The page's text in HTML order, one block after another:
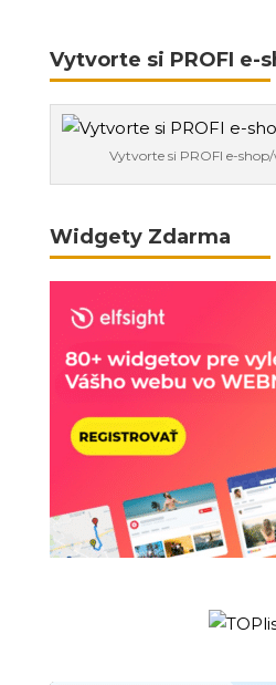
Vytvorte si PROFI e-
Vytvorte si PROFI e-
Widgety Zdarma